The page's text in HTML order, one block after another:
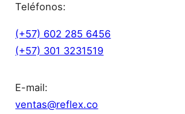
Teléfonos:
(+57) 602 285 6456
(+57) 301 3231519
E-mail:
ventas@reflex.co